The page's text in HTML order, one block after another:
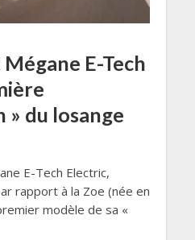
E-Tech
» du losange
E-Tech Electric,
rapport à la Zoe (née en
modèle de sa «